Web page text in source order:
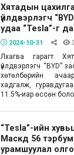
Хятадын
үйлдвэрлэгч
удаа “Tesla”-г
2024-10-31
Лхагва гарагт
үйлдвэрлэгч “BYD”
хөтөлбөрийн
хадгалж,
11.5%-иар өссөн
“Tesla”-ийн
Маскд 56
урамшуулал